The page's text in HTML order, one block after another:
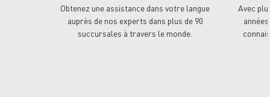
Obtenez une assistance dans votre langue
auprès de nos experts dans plus de 90
succursales à travers le monde.
Avec